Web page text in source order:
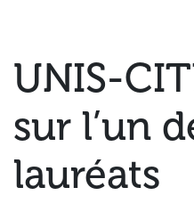
UNIS-
sur l’un
lauréats